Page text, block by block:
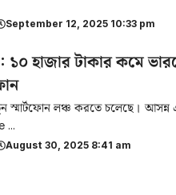
September 12, 2025 10:33 pm
হাজার টাকার কমে
স্মার্টফোন লঞ্চ করতে চলেছে। আসন্ন
...
August 30, 2025 8:41 am